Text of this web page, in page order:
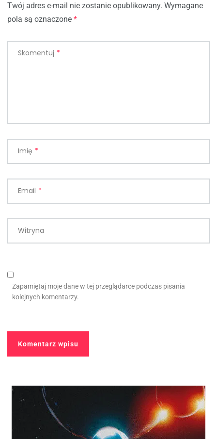
Twój adres e-mail nie zostanie opublikowany. Wymagane
pola są oznaczone *
Skomentuj *
Imię *
Email *
Witryna
Zapamiętaj moje dane w tej przeglądarce podczas pisania
kolejnych komentarzy.